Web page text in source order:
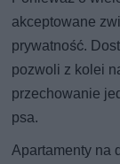
akceptowane
prywatność.
pozwoli z kolei
przechowanie
psa.
Apartamenty na